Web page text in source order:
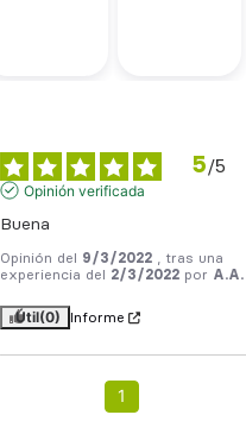
5/5
Opinión verificada
Buena
Opinión del 9/3/2022
, tras una
experiencia del
2/3/2022 por A.A.
Útil(0) Informe
1